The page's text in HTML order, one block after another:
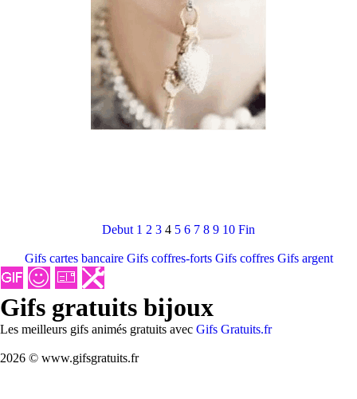
Debut 1 2 3 4 5 6 7 8 9 10 Fin
Gifs cartes bancaire Gifs coffres-forts Gifs coffres Gifs argent
Gifs gratuits bijoux
Les meilleurs gifs animés gratuits avec Gifs Gratuits.fr
2026 © www.gifsgratuits.fr